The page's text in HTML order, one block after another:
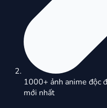
1000+ ảnh anime độc
mới nhất